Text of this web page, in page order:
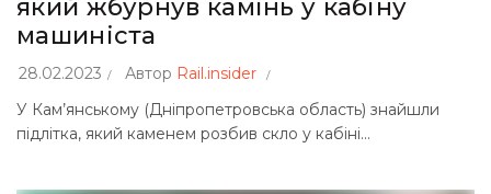
який жбурнув камінь у кабіну
машиніста
28.02.2023 Автор Rail.insider
У Кам’янському (Дніпропетровська область) знайшли
підлітка, який каменем розбив скло у кабіні...